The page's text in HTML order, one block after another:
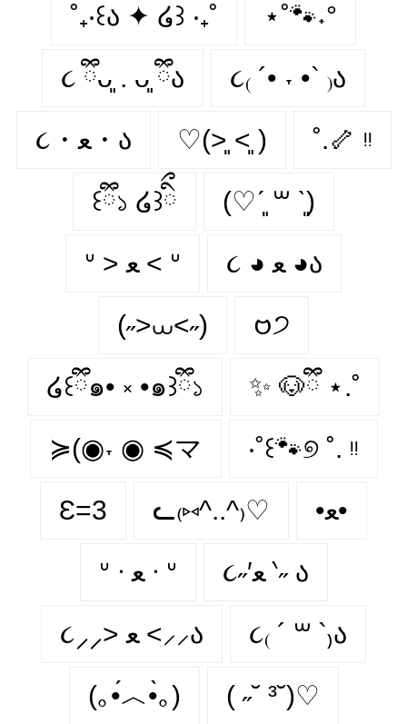
˚₊‧꒰ა ✦ ໒꒱ ‧₊˚ ⋆˚🐾˖°
૮ ྀིᴗ͈ . ᴗ͈ ྀིა ૮₍ ´• ˕ •` ₎ა
૮・ﻌ・ა ♡(˃͈ ˂͈ ) ˚.🦴 ᵎᵎ
꒰ྀི১ ໒꒱ིྀ (♡ˊ͈ ꒳ ˋ͈)
ᐡ > ﻌ < ᐡ ૮ ◕ ﻌ ◕ა
(˶>⩊<˶) 𑄝੭
໒꒰ྀི๑• ༝ •๑꒱ྀི১ ✨ 🐶ྀི ⋆.˚
≽(◉˕ ◉ ≼マ ‧˚꒰🐾୭ ˚. ᵎᵎ
Ɛ=3 ᓚ₍⑅^..^₎♡ •ﻌ•
ᐡ ᐧ ﻌ ᐧ ᐡ ૮˶′ﻌ ‵˶ ა
૮⸝⸝> ﻌ <⸝⸝ა ૮₍ ´ ꒳ `₎ა
(｡•́︿•̀｡) ( ˶˘ ³˘)♡